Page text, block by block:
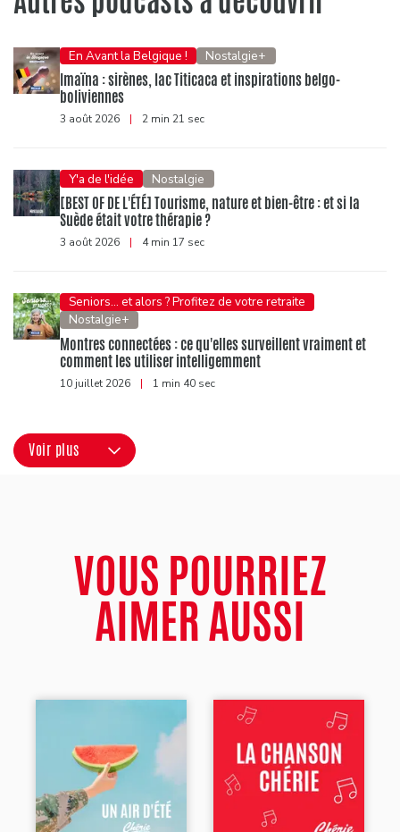
En Avant la Belgique ! Nostalgie+
Imaïna : sirènes, lac Titicaca et inspirations belgo-
boliviennes
3 août 2026 | 2 min 21 sec
Y'a de l'idée Nostalgie
[BEST OF DE L'ÉTÉ] Tourisme, nature et bien-être : et si la
Suède était votre thérapie ?
3 août 2026 | 4 min 17 sec
Seniors... et alors ? Profitez de votre retraite
Nostalgie+
Montres connectées : ce qu'elles surveillent vraiment et
comment les utiliser intelligemment
10 juillet 2026 | 1 min 40 sec
Voir plus
VOUS POURRIEZ
AIMER AUSSI